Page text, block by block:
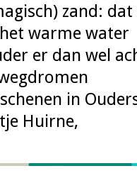
zand:
warme water
er dan wel
in
Huirne,